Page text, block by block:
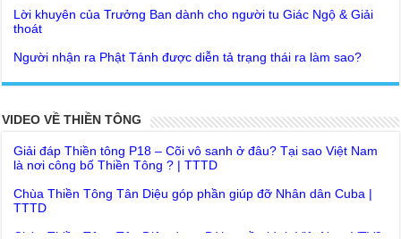
Người nhận ra Phật Tánh được diễn tả trạng thái ra làm sao?
Đức Phật dạy về cách tạo Công Đức và Phước Đức
Lục Diệu Pháp Môn
Tu theo Thiền tông phải bỏ hết sao?
VIDEO VỀ THIỀN TÔNG
Nguyễn Nhân nói gì?
Giải đáp Thiền tông P18 – Cõi vô sanh ở đâu? Tại sao Việt Nam
là nơi công bố Thiền Tông ? | TTTD
Chùa Thiền Tông Tân Diệu góp phần giúp đỡ Nhân dân Cuba |
TTTD
Chùa Thiền Tông Tân Diệu được Đài truyền hình Việt Nam VTV9
phỏng vấn trực tiếp